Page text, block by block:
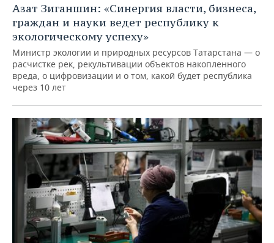
Азат Зиганшин: «Синергия власти, бизнеса,
граждан и науки ведет республику к
экологическому успеху»
Министр экологии и природных ресурсов Татарстана — о
расчистке рек, рекультивации объектов накопленного
вреда, о цифровизации и о том, какой будет республика
через 10 лет